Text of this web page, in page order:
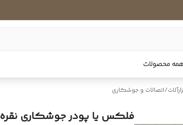
همه محصولات
/اتصالات و جوشکاری
فلکس یا پودر جوشکاری نقره 50g برند سیمنور FLUX